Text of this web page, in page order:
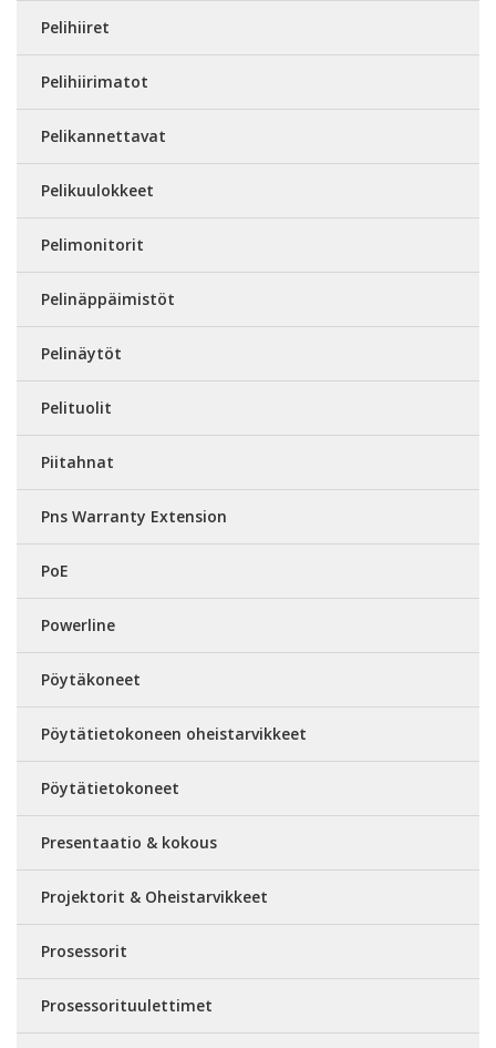
Pelihiiret
Pelihiirimatot
Pelikannettavat
Pelikuulokkeet
Pelimonitorit
Pelinäppäimistöt
Pelinäytöt
Pelituolit
Piitahnat
Pns Warranty Extension
PoE
Powerline
Pöytäkoneet
Pöytätietokoneen oheistarvikkeet
Pöytätietokoneet
Presentaatio & kokous
Projektorit & Oheistarvikkeet
Prosessorit
Prosessorituulettimet